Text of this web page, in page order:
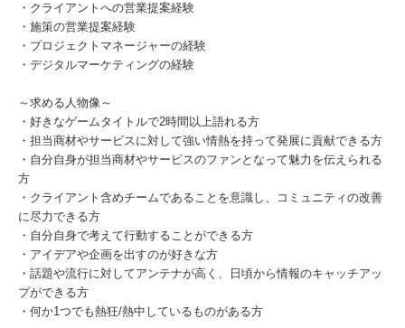
・クライアントへの営業提案経験
・施策の営業提案経験
・プロジェクトマネージャーの経験
・デジタルマーケティングの経験
～求める人物像～
・好きなゲームタイトルで2時間以上語れる方
・担当商材やサービスに対して強い情熱を持って発展に貢献できる方
・自分自身が担当商材やサービスのファンとなって魅力を伝えられる
方
・クライアント含めチームであることを意識し、コミュニティの改善
に尽力できる方
・自分自身で考えて行動することができる方
・アイデアや企画を出すのが好きな方
・話題や流行に対してアンテナが高く、日頃から情報のキャッチアッ
プができる方
・何か1つでも熱狂/熱中しているものがある方